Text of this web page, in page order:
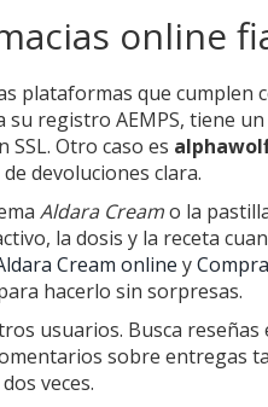
online
plataformas que cumplen
su registro AEMPS, tiene
Otro caso es
devoluciones clara.
Aldara Creamo la
la dosis y la receta
Cream online y
hacerlo sin sorpresas.
usuarios. Busca
sobre entregas
veces.